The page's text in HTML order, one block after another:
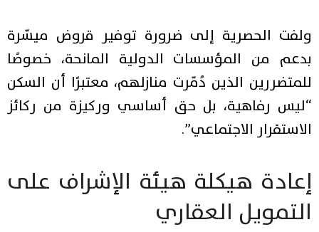
ولفت الحصرية إلى ضرورة توفير قروض ميسّرة
بدعم من المؤسسات الدولية المانحة، خصوصًا
للمتضررين الذين دُمّرت منازلهم، معتبرًا أن السكن
“ليس رفاهية، بل حق أساسي وركيزة من ركائز
الاستقرار الاجتماعي”.
إعادة هيكلة هيئة الإشراف على
التمويل العقاري